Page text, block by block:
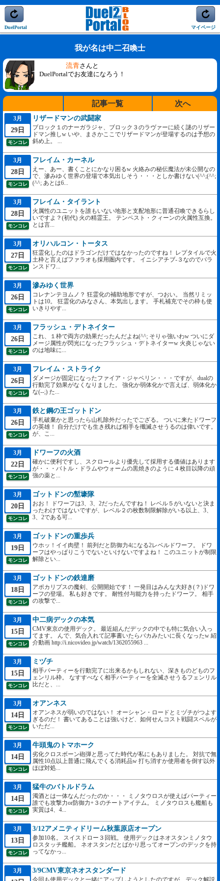
DuelPortal マイページ
我が名は中二召喚士
流青さんと
DuelPortalでお友達になろう！
記事一覧 次へ
3月
29日
モンコレ
リザードマンの武闘家
ブロック１のナーガラジャ、ブロック３のラヴァーに続く謎のリザー
ドマン推しw いや、まさかここでリザードマンが登場するのは予想の
斜め上。 ...
3月
28日
モンコレ
フレイム・カーネル
えー、あー、書くことにかなり困るw 火絡みの秘伝魔法が未公開なの
で、滲みゆく世界の登場で本気出しそう・・・としか書けない(^^;(^^;
(^^; あとは6...
3月
28日
モンコレ
フレイム・タイラント
火属性のユニットを誰もいない地形と支配地形に普通召喚できるらし
いですよ？(初代) 火の精霊王。 テンペスト・クィーンの火属性互換。
とは言...
3月
27日
モンコレ
オリハルコン・トータス
狂霊化したのはドラゴンだけではなかったのですね！ レプタイルで火
土枠と言えばファラオも採用圏内です。 イニシアチブ-３なのでバラ
ンスドワ...
3月
26日
モンコレ
滲みゆく世界
コレナンテヨムノ？ 狂霊化の補助地形ですが、つおい。 当然リミッ
トは10。 狂霊化のみなさん、本気出します。 手札補充でその枠も使
いきりやす...
3月
26日
モンコレ
フラッシュ・デトネイター
これ、１枠で両方の効果だったんだよね(^^; そりゃ強いわw ついにダ
メージ属性が閃光になったフラッシュ・デトネイターw 火炎じゃない
のは地味に...
3月
26日
モンコレ
フレイム・ストライク
ダメージが固定になったファイア・ジャベリン・・・ですが、dualの
行動完了効果がなくなりました。 強化か弱体化かで言えば、弱体化か
な(--;) た...
3月
26日
モンコレ
鉄と鋼の王ゴットドン
手札破棄かと思ったら山札除外だったでござる。 ついに来たドワーフ
の英雄！ 自分だけでも生き残れば相手を殲滅させうるのは偉いです。
が、こ...
3月
22日
モンコレ
ドワーフの火酒
確かに便利ですし、スクロールより優先して採用する価値はあります
が・・・バトル・ドラムやウォームの黒焼きのように４枚目以降の頑
強の薬と...
3月
20日
モンコレ
ゴットドンの塹壕隊
おお！ ドワーフは3、3、2だったんですね！ レベル５がいないと決ま
ったわけではないですが、レベル２の枚数制限解除がいる以上、3、
3、2である可...
3月
19日
モンコレ
ゴットドンの重歩兵
ウホッ！イイ肉壁！ 前列だと防御力4になる2レベルドワーフ。 ドワ
ーフはやっぱりこうでないといけないですよね！ このユニットが制限
解除とい...
3月
18日
モンコレ
ゴットドンの鉄達磨
アポカリプスの魔剣、公開開始です！ 一発目はみんな大好き(？)ドワ
ーフの登場。 私も好きです。 耐性付与能力を持ったドワーフ。 相手
の攻撃で...
3月
15日
モンコレ
中二病デックの本気
CMV東京の使用デック。 最近組んだデックの中でも特に気合い入っ
てます。 んで、気合入れて記事書いたらバカみたいに長くなったw 紹
介動画 http://i.nicovideo.jp/watch/1362055963 ...
3月
15日
モンコレ
ミヅチ
相手パーティーを行動完了に出来るかもしれない、深きものどものフ
ェンリル枠。 なすすべなく相手パーティーを全滅させうるフェンリル
比だと、...
3月
14日
モンコレ
オアンネス
オアンネスが弱いのではない！ オーシャン・ロードとミヅチがつよす
ぎるのだ！ 書いてあることは強いけど、如何せんコスト戦闘スペルが
いただ...
3月
14日
モンコレ
牛頭鬼のトマホーク
劣化クロスボーン砲弾と思ってた時代が私にもありました。 対抗で無
属性10点以上普通に飛んでくる消耗品w 打ち消すか使用者を倒す以外
ほぼ対処...
3月
14日
モンコレ
猛牛のバトルドラム
濁酒とは一体なんだったのか・・・ ミノタウロスが使えばパーティー
誰でも攻撃力or防御力+３のチートアイテム。 ミノタウロスも艦船も
実質は4、4...
3月
13日
モンコレ
3/12アメニティドリーム秋葉原店オープン
参加10名。 スイスドロー３回戦。 使用デックはネオスタンミノタウ
ロスタッチ艦船。 ネオスタンだとばかり思ってオープンのデックを持
ってなかっ...
3月 3/9CMV東京ネオスタンダード
今回も使用デックと一緒にアップしようとしたのですが、デック解説